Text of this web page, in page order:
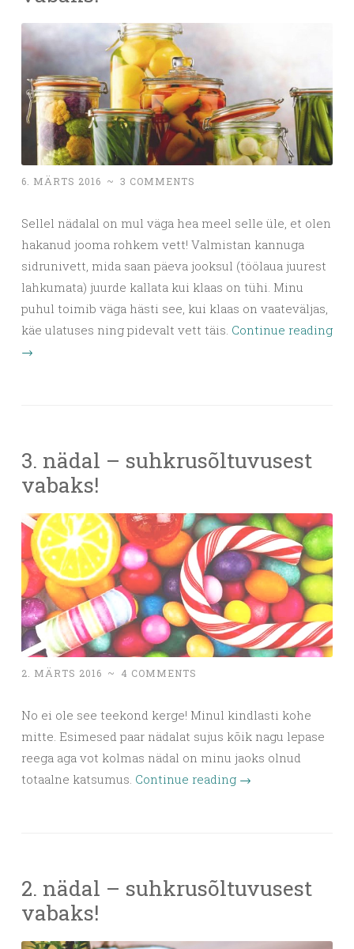
6. MÄRTS 2016 ~ 3 COMMENTS
Sellel nädalal on mul väga hea meel selle üle, et olen
hakanud jooma rohkem vett! Valmistan kannuga
sidrunivett, mida saan päeva jooksul (töölaua juurest
lahkumata) juurde kallata kui klaas on tühi. Minu
puhul toimib väga hästi see, kui klaas on vaateväljas,
käe ulatuses ning pidevalt vett täis. Continue reading
→
3. nädal – suhkrusõltuvusest
vabaks!
2. MÄRTS 2016 ~ 4 COMMENTS
No ei ole see teekond kerge! Minul kindlasti kohe
mitte. Esimesed paar nädalat sujus kõik nagu lepase
reega aga vot kolmas nädal on minu jaoks olnud
totaalne katsumus. Continue reading →
2. nädal – suhkrusõltuvusest
vabaks!